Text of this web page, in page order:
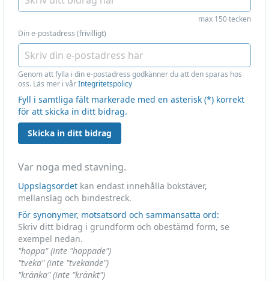
max 150 tecken
Din e-postadress (frivilligt)
Genom att fylla i din e-postadress godkänner du att den sparas hos
oss. Läs mer i vårIntegritetspolicy
Fyll i samtliga fält markerade med en asterisk (*) korrekt
för att skicka in ditt bidrag.
Skicka in ditt bidrag
Var noga med stavning.
Uppslagsordet kan endast innehålla bokstäver,
mellanslag och bindestreck.
För synonymer, motsatsord och sammansatta ord:
Skriv ditt bidrag i grundform och obestämd form, se
exempel nedan.
"hoppa" (inte "hoppade")
"tveka" (inte "tvekande")
"kränka" (inte "kränkt")